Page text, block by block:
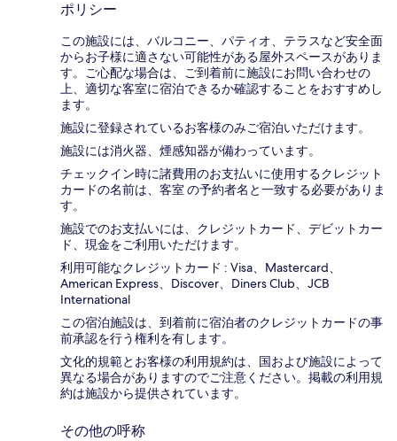
ポリシー
この施設には、バルコニー、パティオ、テラスなど安全面
からお子様に適さない可能性がある屋外スペースがありま
す。ご心配な場合は、ご到着前に施設にお問い合わせの
上、適切な客室に宿泊できるか確認することをおすすめし
ます。
施設に登録されているお客様のみご宿泊いただけます。
施設には消火器、煙感知器が備わっています。
チェックイン時に諸費用のお支払いに使用するクレジット
カードの名前は、客室 の予約者名と一致する必要がありま
す。
施設でのお支払いには、クレジットカード、デビットカー
ド、現金をご利用いただけます。
利用可能なクレジットカード : Visa、Mastercard、
American Express、Discover、Diners Club、JCB
International
この宿泊施設は、到着前に宿泊者のクレジットカードの事
前承認を行う権利を有します。
文化的規範とお客様の利用規約は、国および施設によって
異なる場合がありますのでご注意ください。掲載の利用規
約は施設から提供されています。
その他の呼称